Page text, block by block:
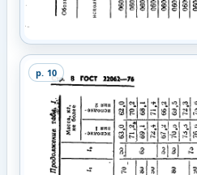
p. 10